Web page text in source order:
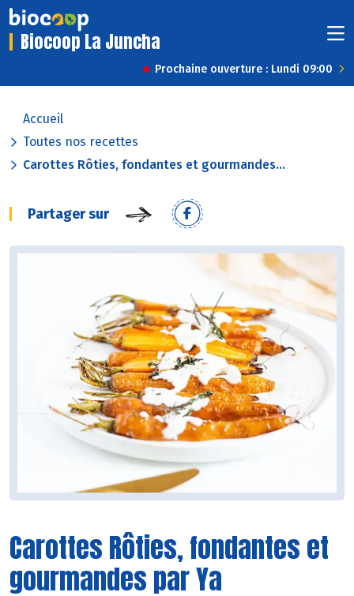
Biocoop La Juncha
Prochaine ouverture : Lundi 09:00
Accueil
Toutes nos recettes
Carottes Rôties, fondantes et gourmandes...
Partager sur
Carottes Rôties, fondantes et
gourmandes par Ya